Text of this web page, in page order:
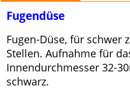
Fugendüse
Fugen-Düse, für schwer
Stellen. Aufnahme für
Innendurchmesser 32-
schwarz.